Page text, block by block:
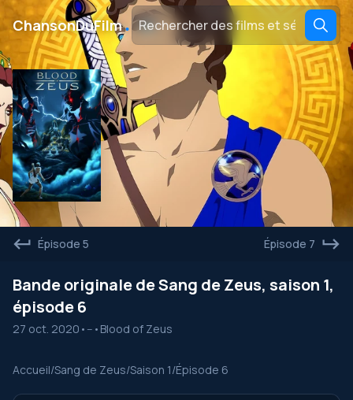
ChansonDuFilm․
Épisode 5 Épisode 7
Bande originale de Sang de Zeus, saison 1,
épisode 6
27 oct. 2020 • -- • Blood of Zeus
Accueil/Sang de Zeus/Saison 1/Épisode 6